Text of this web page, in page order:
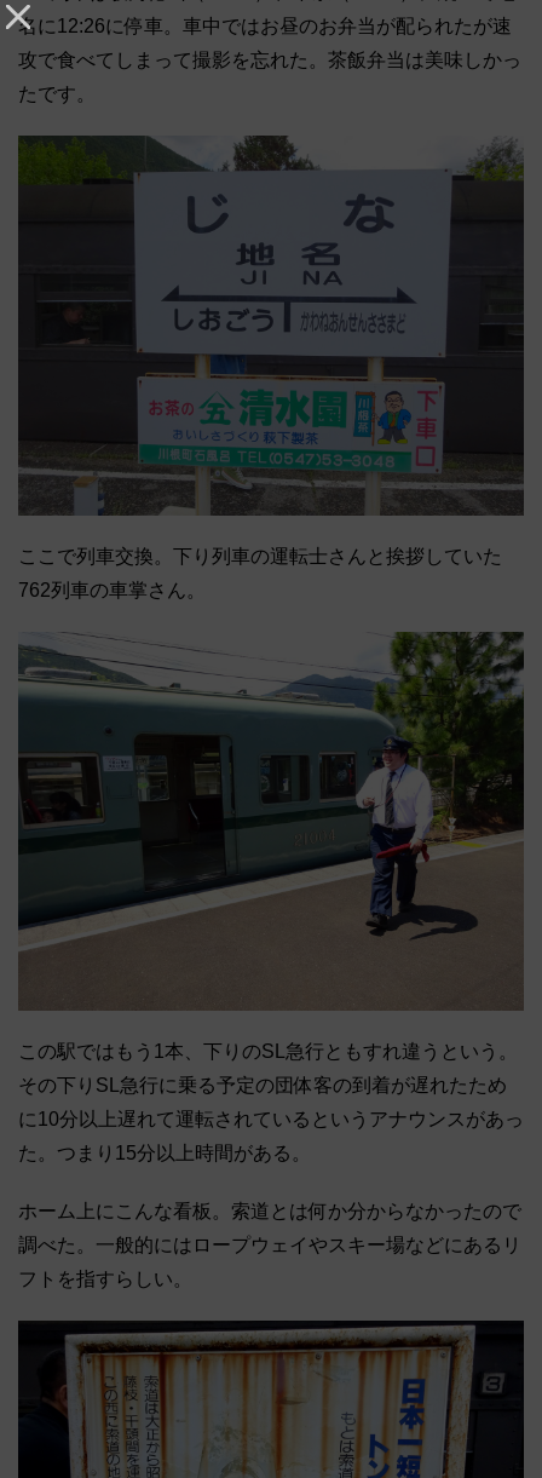
名に12:26に停車。 車中ではお昼のお弁当が配られたが速
攻で食べてしまって撮影を忘れた。茶飯弁当は美味しかっ
たです。
ここで列車交換。 下り列車の運転士さんと挨拶していた
762列車の車掌さん。
この駅ではもう1本、下りのSL急行ともすれ違うという。
その下りSL急行に乗る予定の団体客の到着が遅れたため
に10分 以上遅れて運転されているというアナウンスがあっ
た。 つまり15分以上時間がある。
ホーム上にこんな看板。索道とは何か分からなかったので
調べた。 一般的にはロープウェイやスキー場などにあるリ
フトを指すらしい。